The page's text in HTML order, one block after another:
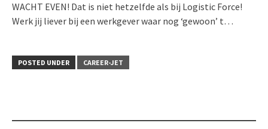
WACHT EVEN! Dat is niet hetzelfde als bij Logistic Force!
Werk jij liever bij een werkgever waar nog ‘gewoon’ t…
POSTED UNDER CAREER-JET